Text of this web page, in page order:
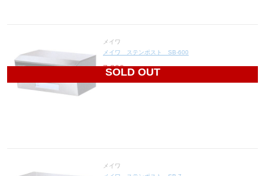
SOLD OUT
メイワ
メイワ ステンポスト SB-600
7,800 円(税込8,580円)
メイワ